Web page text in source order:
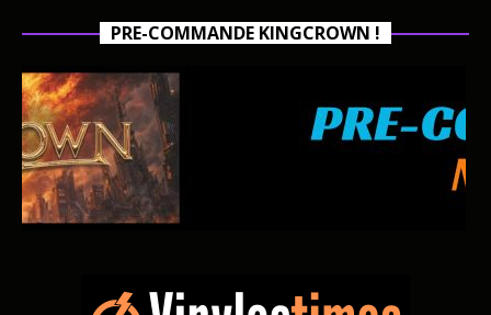
PRE-COMMANDE KINGCROWN !